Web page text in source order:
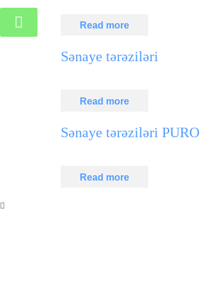
Read more
Sənaye tərəziləri
Read more
Sənaye tərəziləri PURO
Read more